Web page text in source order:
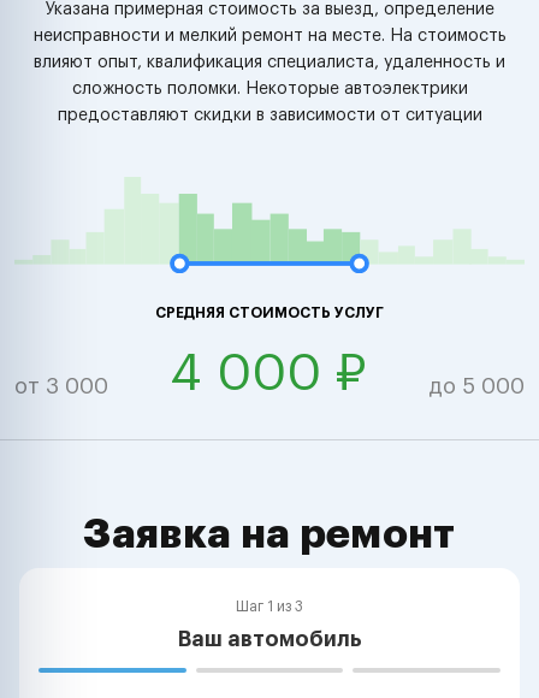
Указана примерная стоимость за выезд, определение
неисправности и мелкий ремонт на месте. На стоимость
влияют опыт, квалификация специалиста, удаленность и
сложность поломки. Некоторые автоэлектрики
предоставляют скидки в зависимости от ситуации
СРЕДНЯЯ СТОИМОСТЬ УСЛУГ
от 3 000 4 000 ₽ до 5 000
Заявка на ремонт
Шаг 1 из 3
Ваш автомобиль